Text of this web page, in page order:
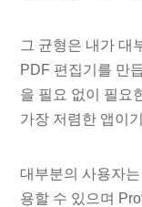
그 균형은 내가 대
PDF 편집기를 만
을 필요 없이 필요
가장 저렴한 앱이
대부분의 사용자
용할 수 있으며